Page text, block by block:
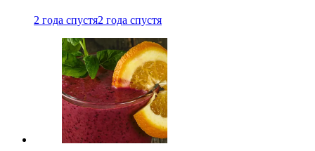
2 года спустя2 года спустя